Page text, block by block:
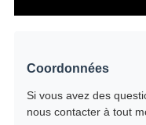
Coordonnées
Si vous avez des
nous contacter à tout